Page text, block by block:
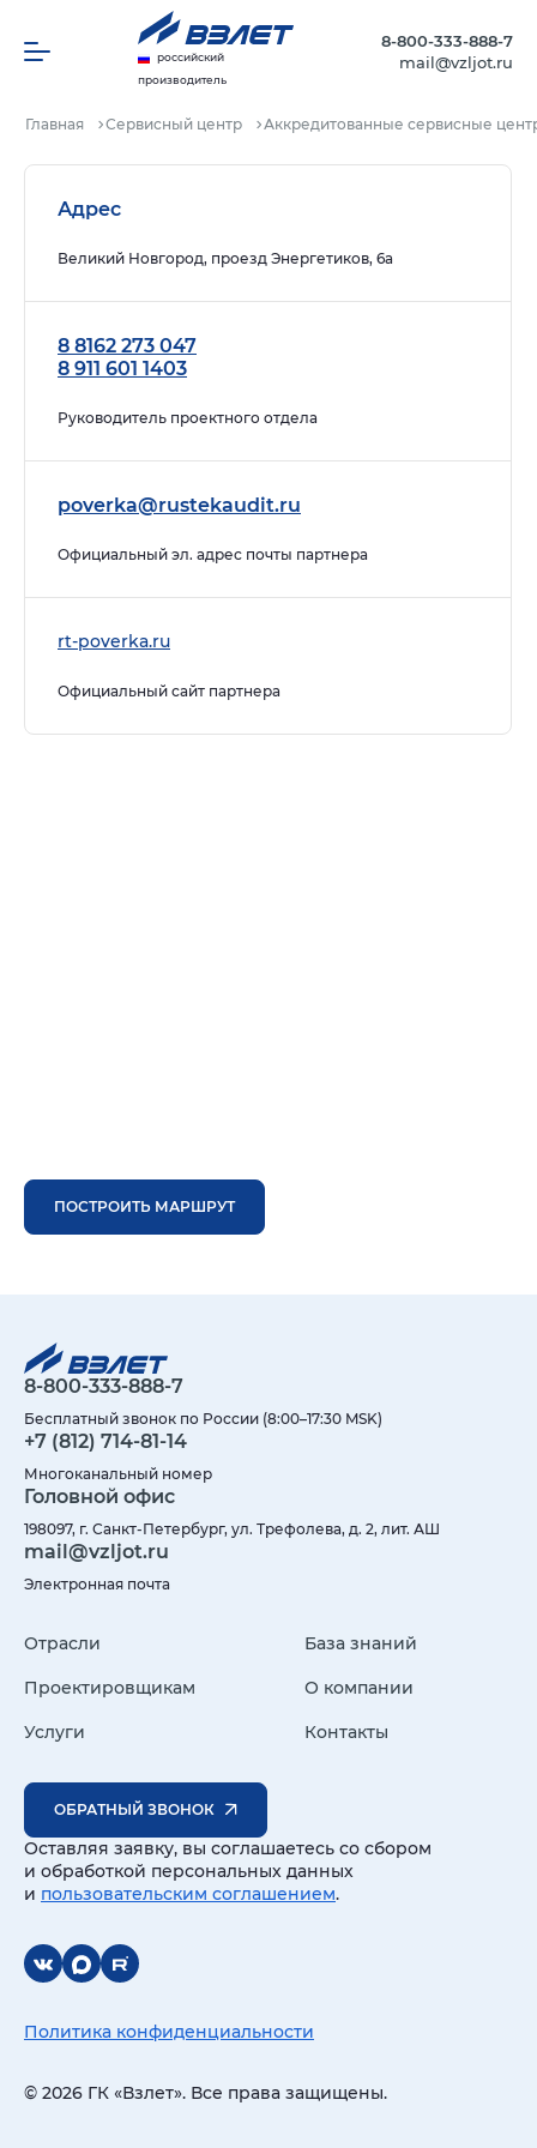
российский
производитель
8-800-333-888-7
mail@vzljot.ru
Главная Сервисный центр Аккредитованные сервисные
Адрес
Великий Новгород, проезд Энергетиков, 6а
8 8162 273 047
8 911 601 1403
Руководитель проектного отдела
poverka@rustekaudit.ru
Официальный эл. адрес почты партнера
rt-poverka.ru
Официальный сайт партнера
ПОСТРОИТЬ МАРШРУТ
8-800-333-888-7
Бесплатный звонок по России (8:00–17:30 MSK)
+7 (812) 714-81-14
Многоканальный номер
Головной офис
198097, г. Санкт-Петербург, ул. Трефолева, д. 2, лит. АШ
mail@vzljot.ru
Электронная почта
Отрасли
Проектировщикам
Услуги
База знаний
О компании
Контакты
ОБРАТНЫЙ ЗВОНОК
Оставляя заявку, вы соглашаетесь со сбором
и обработкой персональных данных
и пользовательским соглашением.
© 2026 ГК «Взлет». Все права защищены.
Политика конфиденциальности